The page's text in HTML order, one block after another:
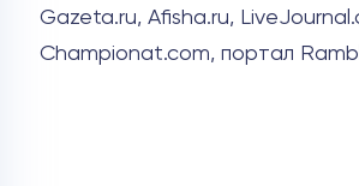
Gazeta.ru, Afisha.ru,
Championat.com, портал